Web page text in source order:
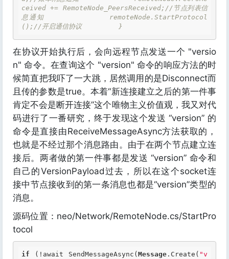
ceived += RemoteNode_PeersReceived;//节点列表信
息通知             remoteNode.StartProtocol
();//开启通信协议         }
在协议开始执行后，会向远程节点发送一个 "versio
n" 命令。在查询这个 "version" 命令的响应方法的时
候简直把我吓了一大跳，居然调用的是Disconnect而
且传的参数是true。本着“新连接建立之后的第一件事
肯定不会是断开连接”这个唯物主义价值观，我又对代
码进行了一番研究，终于发现这个发送 “version” 的
命令是直接由ReceiveMessageAsync方法获取的，
也就是不经过那个消息路由。由于在两个节点建立连
接后。两者做的第一件事都是发送 “version” 命令和
自己的VersionPayload过去，所以在这个socket连
接中节点接收到的第一条消息也都是“version”类型的
消息。
源码位置：neo/Network/RemoteNode.cs/StartPro
tocol
if (!await SendMessageAsync( Message .Create( "v